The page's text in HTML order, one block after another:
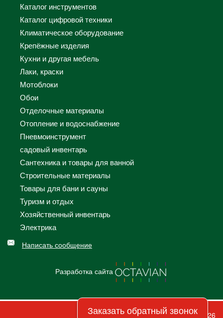
Каталог инструментов
Каталог цифровой техники
Климатическое оборудование
Крепёжные изделия
Кухни и другая мебель
Лаки, краски
Мотоблоки
Обои
Отделочные материалы
Отопление и водоснабжение
Пневмоинструмент
садовый инвентарь
Сантехника и товары для ванной
Строительные материалы
Товары для бани и сауны
Туризм и отдых
Хозяйственный инвентарь
Электрика
Написать сообщение
Разработка сайта
© 2026
Заказать обратный звонок